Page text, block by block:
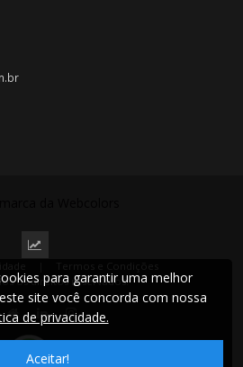
os direitos reservados.
para garantir uma melhor
site você concorda com nossa
de privacidade.
Aceitar!